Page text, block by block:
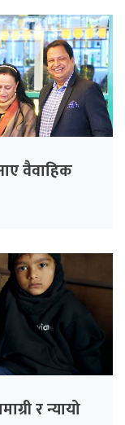
वैवाहिक
र न्यायो